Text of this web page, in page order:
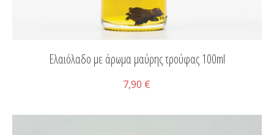
Ελαιόλαδο με άρωμα μαύρης τρούφας 100ml
7,90 €